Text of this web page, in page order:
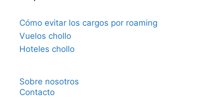
Cómo evitar los cargos por roaming
Vuelos chollo
Hoteles chollo
Sobre nosotros
Contacto